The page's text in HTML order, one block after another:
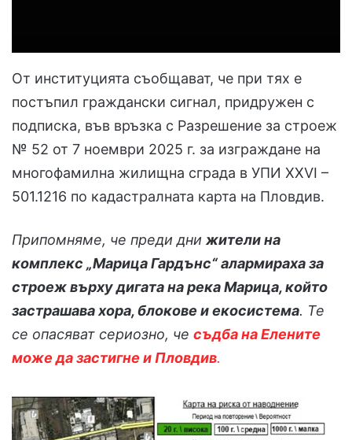
От институцията съобщават, че при тях е
постъпил граждански сигнал, придружен с
подписка, във връзка с Разрешение за строеж
№ 52 от 7 ноември 2025 г. за изграждане на
многофамилна жилищна сграда в УПИ XXVI –
501.1216 по кадастралната карта на Пловдив.
Припомняме, че преди дни жители на
комплекс „Марица Гардънс“ алармираха за
строеж върху дигата на река Марица, който
застрашава хора, блокове и екосистема. Те
се опасяват сериозно, че съдба на Елените
може да застигне и Пловдив.